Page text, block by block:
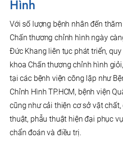
Hình
Với số lượng bệnh nhân đến
Chấn thương chỉnh hình ngày
Đức Khang liên tục phát triển,
khoa Chấn thương chỉnh hình
tại các bệnh viện công lập như
Chỉnh Hình TP.HCM, bệnh viện
cũng như cải thiện cơ sở vật
thuật, phẫu thuật hiện đại phục
chẩn đoán và điều trị.